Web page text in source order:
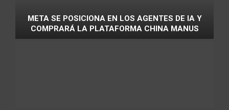
META SE POSICIONA EN LOS AGENTES DE IA Y
COMPRARÁ LA PLATAFORMA CHINA MANUS